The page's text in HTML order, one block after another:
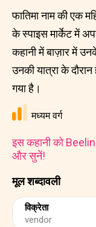
मूल शब्दावली
विक्रेता
vendor
फातिमा नाम की एक
के स्पाइस मार्केट में
कहानी में बाज़ार में
उनकी यात्रा के
गया है।
मध्यम वर्ग
इस कहानी को
और सुनें!